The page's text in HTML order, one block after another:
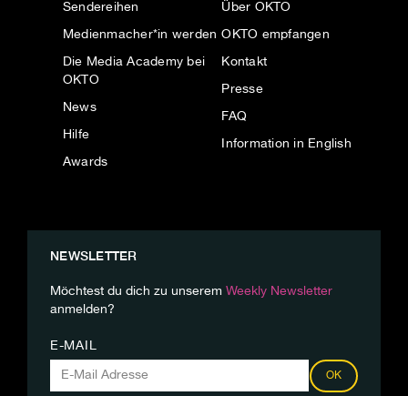
Sendereihen
Medienmacher*in werden
Die Media Academy bei
OKTO
News
Hilfe
Awards
Über OKTO
OKTO empfangen
Kontakt
Presse
FAQ
Information in English
NEWSLETTER
Möchtest du dich zu unserem Weekly Newsletter
anmelden?
E-MAIL
OK